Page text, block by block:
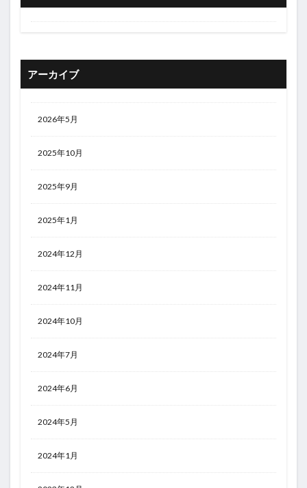
アーカイブ
2026年5月
2025年10月
2025年9月
2025年1月
2024年12月
2024年11月
2024年10月
2024年7月
2024年6月
2024年5月
2024年1月